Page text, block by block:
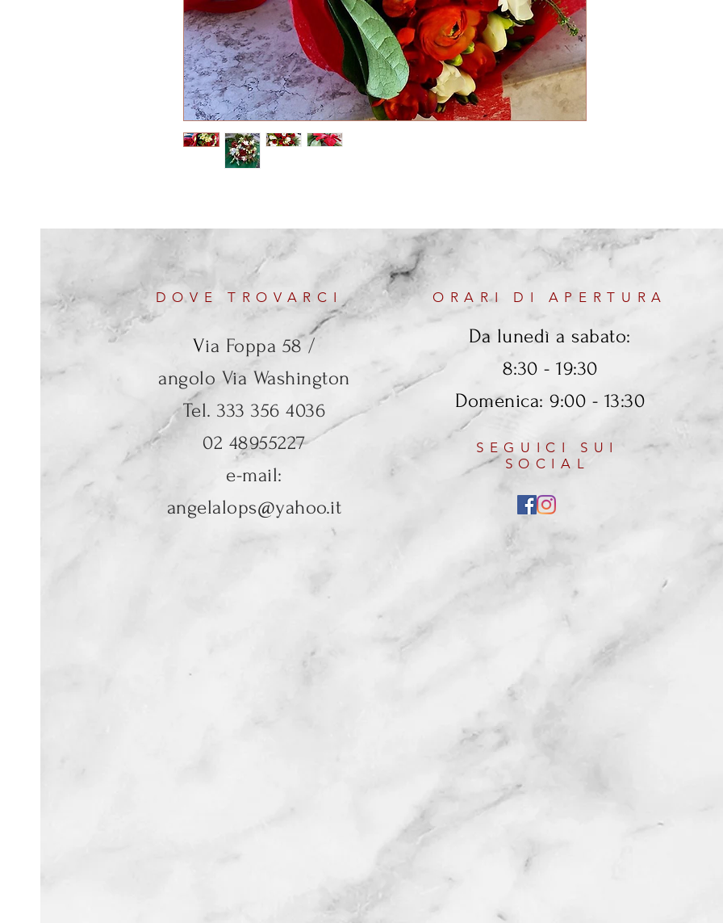
DOVE TROVARCI
Via Foppa 58 /
angolo Via Washington
Tel. 333 356 4036
02 48955227
e-mail:
angelalops@yahoo.it
ORARI DI APERTURA
Da lunedì a sabato:
8:30 - 19:30
Domenica: 9:00 - 13:30
SEGUICI SUI
SOCIAL